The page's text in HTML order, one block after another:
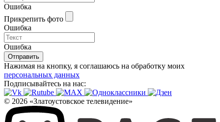
Ошибка
Прикрепить фото
Ошибка
Ошибка
Отправить
Нажимая на кнопку, я соглашаюсь на обработку моих
персональных данных
Подписывайтесь на нас:
© 2026 «Златоустовское телевидение»